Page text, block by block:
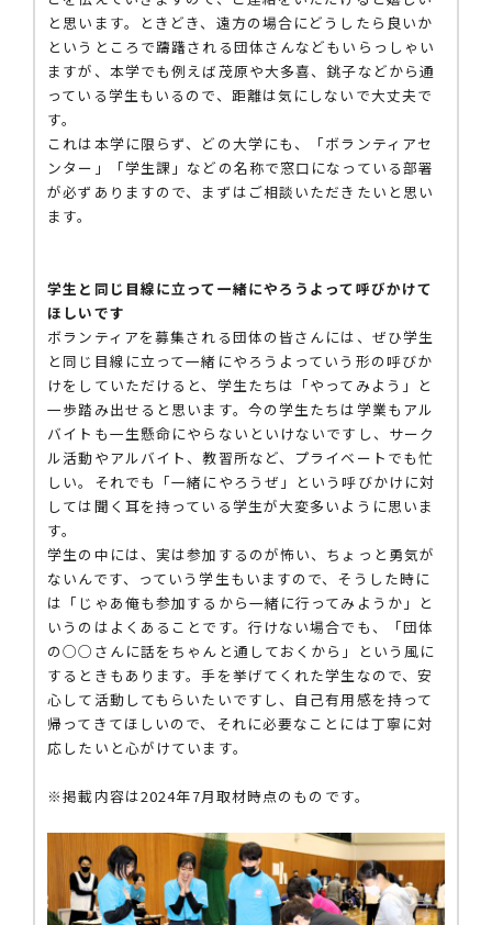
と思います。ときどき、遠方の場合にどうしたら良いか
というところで躊躇される団体さんなどもいらっしゃい
ますが、本学でも例えば茂原や大多喜、銚子などから通
っている学生もいるので、距離は気にしないで大丈夫で
す。
これは本学に限らず、どの大学にも、「ボランティアセ
ンター」「学生課」などの名称で窓口になっている部署
が必ずありますので、まずはご相談いただきたいと思い
ます。
学生と同じ目線に立って一緒にやろうよって呼びかけて
ほしいです
ボランティアを募集される団体の皆さんには、ぜひ学生
と同じ目線に立って一緒にやろうよっていう形の呼びか
けをしていただけると、学生たちは「やってみよう」と
一歩踏み出せると思います。今の学生たちは学業もアル
バイトも一生懸命にやらないといけないですし、サーク
ル活動やアルバイト、教習所など、プライベートでも忙
しい。それでも「一緒にやろうぜ」という呼びかけに対
しては聞く耳を持っている学生が大変多いように思いま
す。
学生の中には、実は参加するのが怖い、ちょっと勇気が
ないんです、っていう学生もいますので、そうした時に
は「じゃあ俺も参加するから一緒に行ってみようか」と
いうのはよくあることです。行けない場合でも、「団体
の○○さんに話をちゃんと通しておくから」という風に
するときもあります。手を挙げてくれた学生なので、安
心して活動してもらいたいですし、自己有用感を持って
帰ってきてほしいので、それに必要なことには丁寧に対
応したいと心がけています。
※掲載内容は2024年7月取材時点のものです。